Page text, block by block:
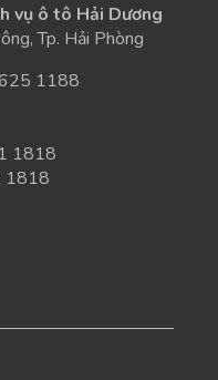
vụ ô tô Hải Dương
Tp. Hải Phòng
1188
1818
1818